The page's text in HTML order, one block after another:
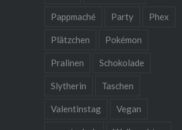
Pappmaché Party Phex
Plätzchen Pokémon
Pralinen Schokolade
Slytherin Taschen
Valentinstag Vegan